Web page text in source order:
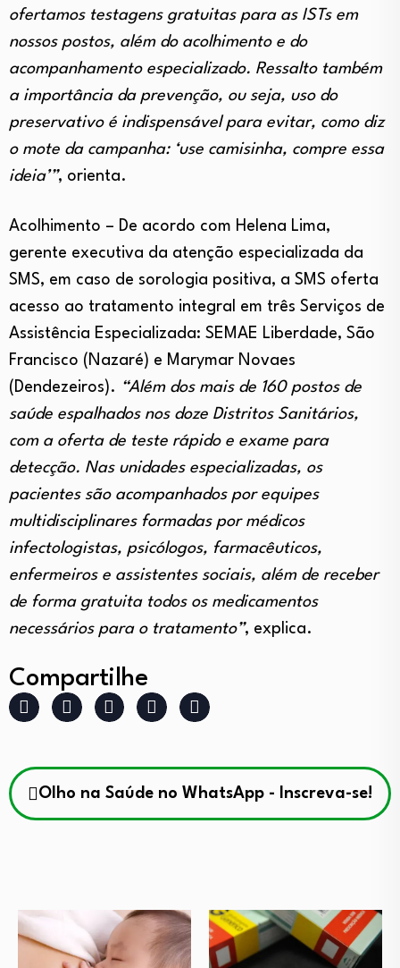
ofertamos testagens gratuitas para as ISTs em
nossos postos, além do acolhimento e do
acompanhamento especializado. Ressalto também
a importância da prevenção, ou seja, uso do
preservativo é indispensável para evitar, como diz
o mote da campanha: ‘use camisinha, compre essa
ideia’”, orienta.
Acolhimento – De acordo com Helena Lima,
gerente executiva da atenção especializada da
SMS, em caso de sorologia positiva, a SMS oferta
acesso ao tratamento integral em três Serviços de
Assistência Especializada: SEMAE Liberdade, São
Francisco (Nazaré) e Marymar Novaes
(Dendezeiros). “Além dos mais de 160 postos de
saúde espalhados nos doze Distritos Sanitários,
com a oferta de teste rápido e exame para
detecção. Nas unidades especializadas, os
pacientes são acompanhados por equipes
multidisciplinares formadas por médicos
infectologistas, psicólogos, farmacêuticos,
enfermeiros e assistentes sociais, além de receber
de forma gratuita todos os medicamentos
necessários para o tratamento”, explica.
Compartilhe
Olho na Saúde no WhatsApp - Inscreva-se!